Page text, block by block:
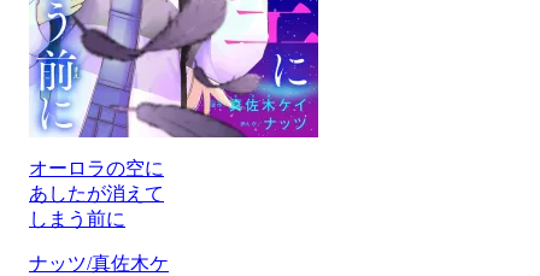
オーロラの空に
あしたが消えて
しまう前に
ナッツ/真佐木ケ